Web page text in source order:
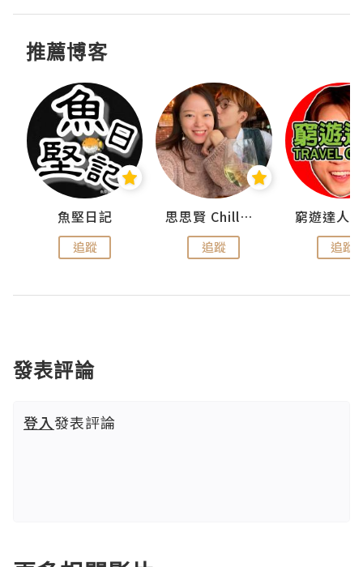
推薦博客
魚堅日記
追蹤
思思賢 ChillMyBabe
追蹤 追蹤
發表評論
登入發表評論